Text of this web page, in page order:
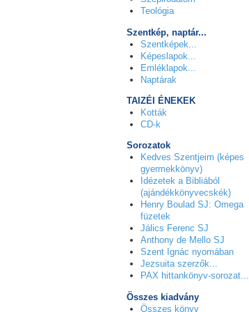
Teológia
Szentkép, naptár...
Szentképek...
Képeslapok...
Emléklapok...
Naptárak
TAIZÉI ÉNEKEK
Kották
CD-k
Sorozatok
Kedves Szentjeim (képes
gyermekkönyv)
Idézetek a Bibliából
(ajándékkönyvecskék)
Henry Boulad SJ: Omega
füzetek
Jálics Ferenc SJ
Anthony de Mello SJ
Szent Ignác nyomában
Jezsuita szerzők...
PAX hittankönyv-sorozat...
Összes kiadvány
Összes könyv